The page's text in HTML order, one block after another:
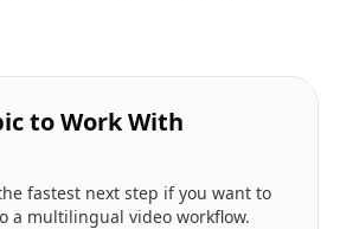
to Work With
fastest next step if you want to
a multilingual video workflow.